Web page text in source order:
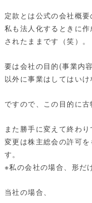
定款とは公式の会社概
私も法人化するときに
されたままです（笑）。
要は会社の目的(事業内
以外に事業はしてはいけ
ですので、この目的に古
また勝手に変えて終わり
変更は株主総会の許可
す。
※私の会社の場合、形だ
当社の場合、